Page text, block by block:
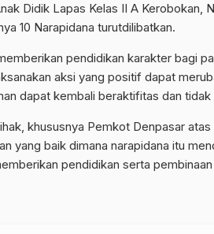
Didik Lapas Kelas II A Kerobokan,
10 Narapidana turutdilibatkan.
pendidikan karakter bagi
aksi yang positif dapat
dapat kembali beraktifitas dan
khususnya Pemkot Denpasar
yang baik dimana narapidana itu
pendidikan serta